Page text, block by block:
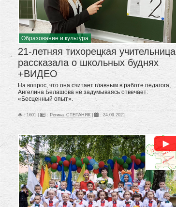
Образование и культура
21-летняя тихорецкая учительница
рассказала о школьных буднях
+ВИДЕО
На вопрос, что она считает главным в работе педагога,
Ангелина Белашова не задумываясь отвечает:
«Бесценный опыт».
: 1601 | : Регина_СТЕПАНЯК : 24.09.2021
►